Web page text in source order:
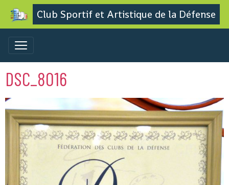
Club Sportif et Artistique de la Défense
DSC_8016